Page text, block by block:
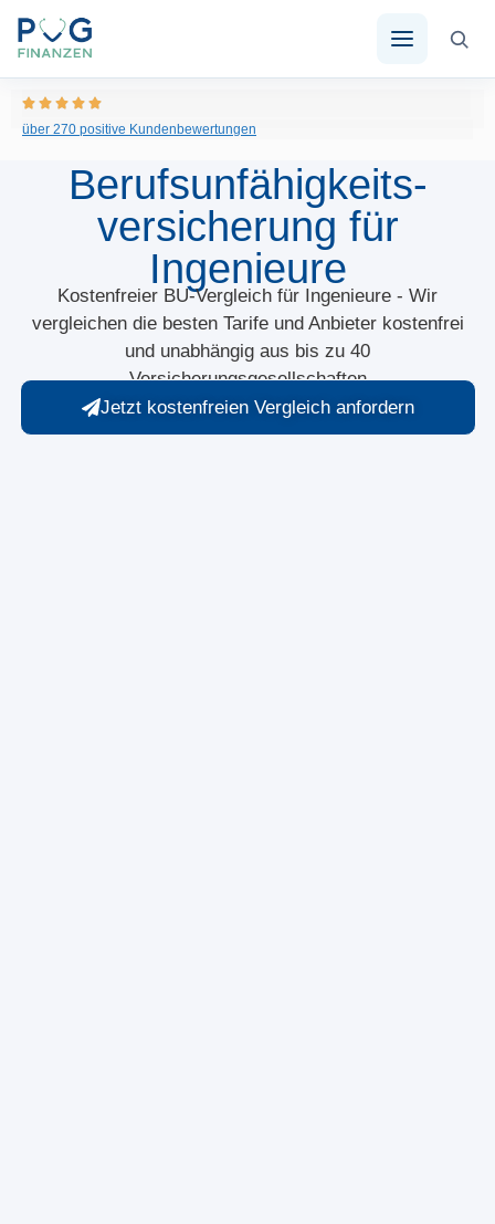
über 270 positive Kundenbewertungen
Berufsunfähigkeits­
versicherung für
Ingenieure
Kostenfreier BU-Vergleich für Ingenieure - Wir
vergleichen die besten Tarife und Anbieter kostenfrei
und unabhängig aus bis zu 40
Versicherungsgesellschaften
Jetzt kostenfreien Vergleich anfordern